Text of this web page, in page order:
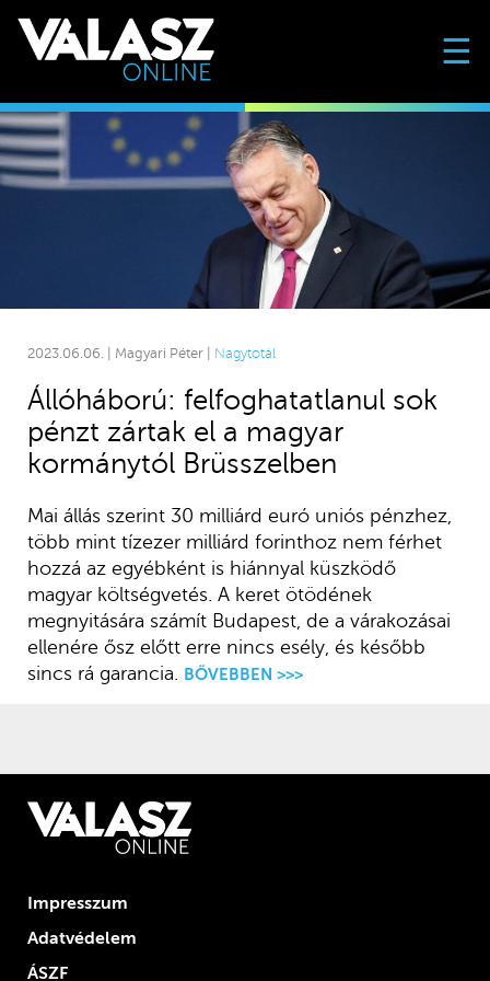
☰
2023.06.06. | Magyari Péter | Nagytotál
Állóháború: felfoghatatlanul sok
pénzt zártak el a magyar
kormánytól Brüsszelben
Mai állás szerint 30 milliárd euró uniós pénzhez,
több mint tízezer milliárd forinthoz nem férhet
hozzá az egyébként is hiánnyal küszködő
magyar költségvetés. A keret ötödének
megnyitására számít Budapest, de a várakozásai
ellenére ősz előtt erre nincs esély, és később
sincs rá garancia. BŐVEBBEN >>>
Impresszum
Adatvédelem
ÁSZF